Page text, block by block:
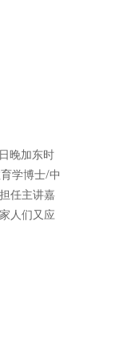
晚加东时
学博士/中
任主讲嘉
人们又应